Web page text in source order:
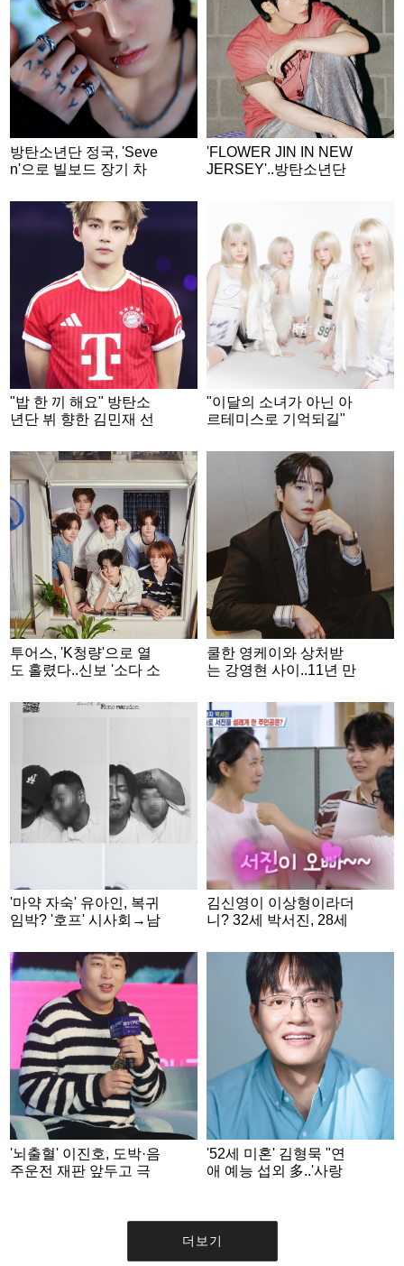
방탄소년단 정국, 'Seve
n'으로 빌보드 장기 차
9주 진입 성공 '亞최초·
최장 기록 경신'
'FLOWER JIN IN NEW
JERSEY'..방탄소년단
섬 환상 라이브
"밥 한 끼 해요" 방탄소
년단 뷔 향한 김민재 선
"이달의 소녀가 아닌 아
르테미스로 기억되길"
투어스, 'K청량'으로 열
도 홀렸다..신보 '소다 소
FOCUS]
쿨한 영케이와 상처받
는 강영현 사이..11년 만
FULL인터뷰]
'마약 자숙' 유아인, 복귀
임박? '호프' 시사회→남
네 [스타이슈]
김신영이 이상형이라더
니? 32세 박서진, 28세
과 러브라인 [살림남][★
'뇌출혈' 이진호, 도박·음
주운전 재판 앞두고 극
'52세 미혼' 김형묵 "연
애 예능 섭외 多..'사랑
뷰]
더보기